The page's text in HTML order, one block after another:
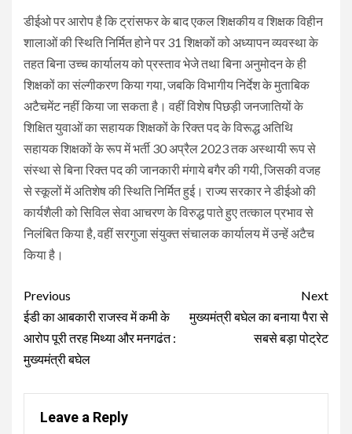
डीईओ पर आरोप है कि ट्रांसफर के बाद एकल शिक्षकीय व शिक्षक विहीन
शालाओं की स्थिति निर्मित होने पर 31 शिक्षकों को अध्यापन व्यवस्था के
तहत बिना उच्च कार्यालय को प्रस्ताव भेजे तथा बिना अनुमोदन के ही
शिक्षकों का संल्गीकरण किया गया, जबकि विभागीय निर्देश के मुताबिक
अटैचमेंट नहीं किया जा सकता है। वहीं विशेष पिछड़ी जनजातियों के
शिक्षित युवाओं का सहायक शिक्षकों के रिक्त पद के विरूद्ध अतिथि
सहायक शिक्षकों के रूप में भर्ती 30 अप्रैल 2023 तक अस्थायी रूप से
संस्था से बिना रिक्त पद की जानकारी मंगाये बगैर की गयी, जिसकी वजह
से स्कूलों में अतिशेष की स्थिति निर्मित हुई। राज्य सरकार ने डीईओ की
कार्यशैली को सिविल सेवा आचरण के विरुद्ध पाते हुए तत्काल प्रभाव से
निलंबित किया है, वहीं सरगुजा संयुक्त संचालक कार्यालय में उन्हें अटैच
किया है।
Continue
Reading
Previous
ईडी का आबकारी राजस्व में कमी के
आरोप पूरी तरह मिथ्या और मनगढंत :
मुख्यमंत्री बघेल
Next
मुख्यमंत्री बघेल का बनाया पैरा से
सबसे बड़ा पोट्रेट
Leave a Reply